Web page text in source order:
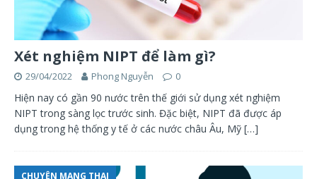
Xét nghiệm NIPT để làm gì?
29/04/2022 Phong Nguyễn 0
Hiện nay có gần 90 nước trên thế giới sử dụng xét nghiệm
NIPT trong sàng lọc trước sinh. Đặc biệt, NIPT đã được áp
dụng trong hệ thống y tế ở các nước châu Âu, Mỹ […]
CHUYỆN MANG THAI